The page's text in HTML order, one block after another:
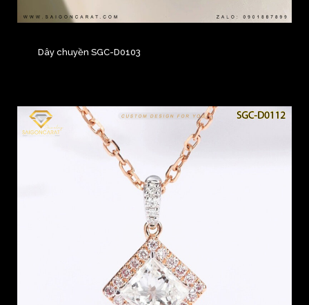
Dây chuyền SGC-D0103